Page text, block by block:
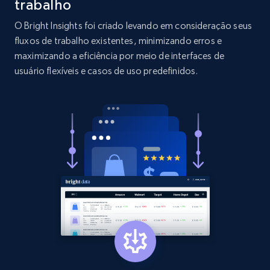
2.1K+ 375+ Comece agora
URL, Product id, Listing inventory id, Title, Rating,
Reviews count shop, Reviews count item, Initial
price, and more.
1.9K+ 322+ Comece agora
Etsy - Collect data on products using
specified keywords
URL, Product id, Listing inventory id, Title, Rating,
trabalho
O Bright Insights foi criado levando em consideração seus
fluxos de trabalho existentes, minimizando erros e
maximizando a eficiência por meio de interfaces de
usuário flexíveis e casos de uso predefinidos.